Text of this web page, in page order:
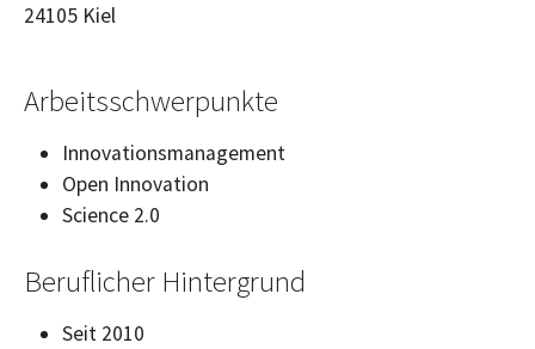
24105 Kiel
Arbeitsschwerpunkte
Innovationsmanagement
Open Innovation
Science 2.0
Beruflicher Hintergrund
Seit 2010